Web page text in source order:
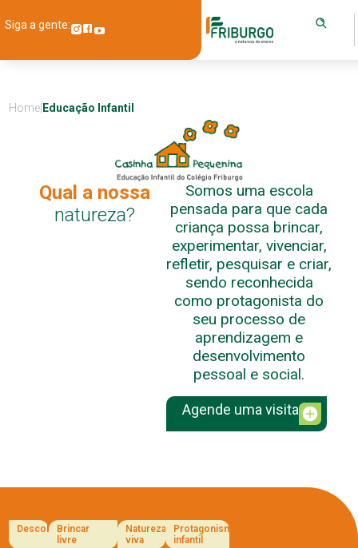
Siga a gente:
Home Educação Infantil
Qual a nossa
natureza?
Somos uma escola
pensada para que cada
criança possa brincar,
experimentar, vivenciar,
refletir, pesquisar e criar,
sendo reconhecida
como protagonista do
seu processo de
aprendizagem e
desenvolvimento
pessoal e social.
Agende uma visita
DescobertasBrincar
livre
Natureza
viva
Protagonismo
infantil